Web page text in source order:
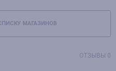
МАГАЗИНОВ
ОТЗЫВЫ 0